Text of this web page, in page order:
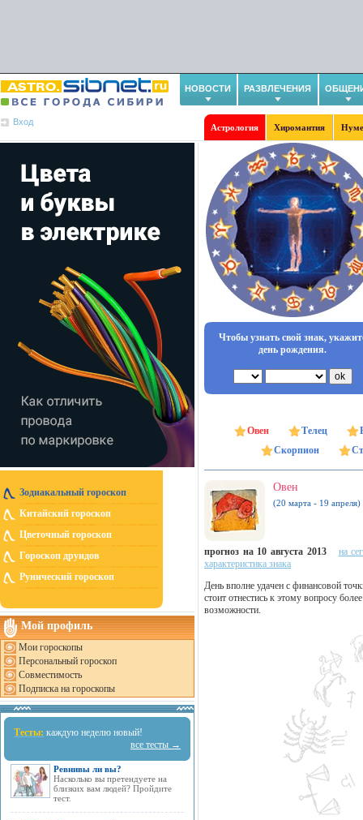
НОВОСТИ РАЗВЛЕЧЕНИЯ
Вход
Астрология Хиромантия
Зодиакальный гороскоп
Китайский гороскоп
Цветочный гороскоп
Гороскоп друидов
Рунический гороскоп
Мой профиль
Мои гороскопы
Персональный гороскоп
Совместимость
Подписка на гороскопы
Тесты: каждую неделю новый!
все тесты →
Ревнивы ли вы?
Насколько вы претендуете на
близких вам людей? Пройдите
тест.
Чтобы узнать свой знак,
день рождения.
Овен Телец
Скорпион
Овен
(20 марта - 19 апреля)
прогноз на 10 августа 2013
на
характеристика знака
День вполне удачен с финансовой
стоит отнестись к этому вопросу
возможности.